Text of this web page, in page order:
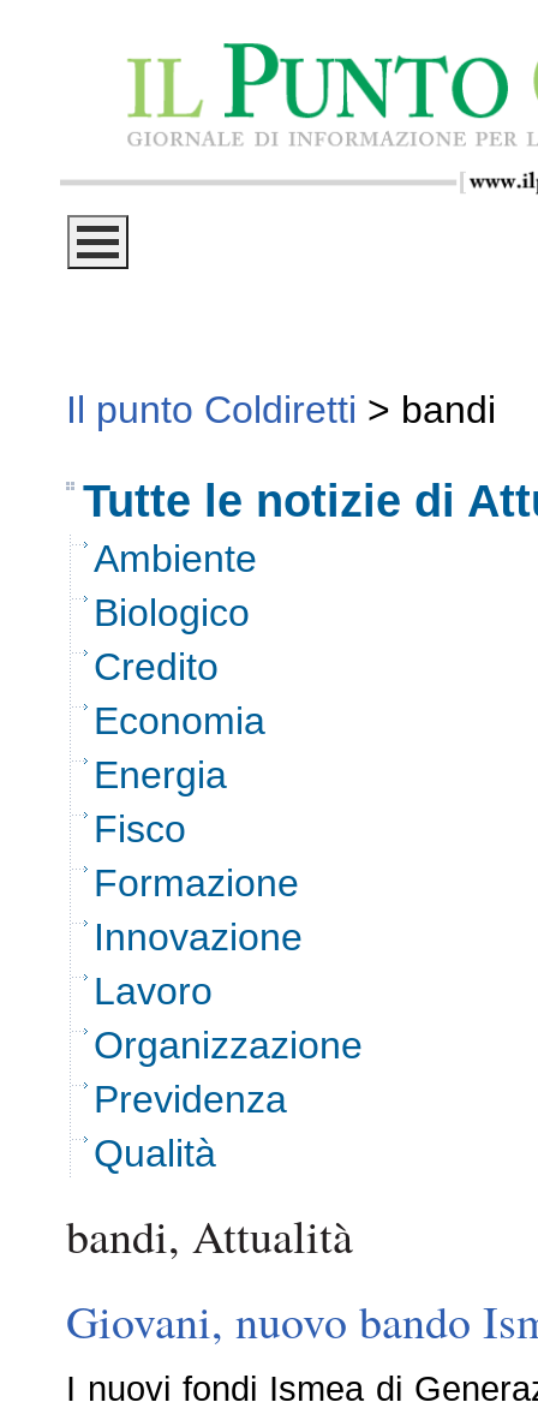
Il punto Coldiretti > bandi
Tutte le notizie di
Ambiente
Biologico
Credito
Economia
Energia
Fisco
Formazione
Innovazione
Lavoro
Organizzazione
Previdenza
Qualità
bandi, Attualità
Giovani, nuovo bando
I nuovi fondi Ismea di